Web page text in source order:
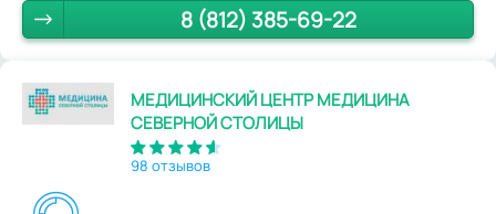
8 (812) 385-69-22
МЕДИЦИНСКИЙ ЦЕНТР МЕДИЦИНА
СЕВЕРНОЙ СТОЛИЦЫ
98 отзывов